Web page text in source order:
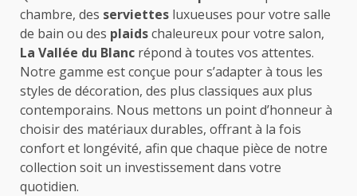
chambre, des serviettes luxueuses pour votre salle
de bain ou des plaidschaleureux pour votre salon,
La Vallée du Blanc répond à toutes vos attentes.
Notre gamme est conçue pour s’adapter à tous les
styles de décoration, des plus classiques aux plus
contemporains. Nous mettons un point d’honneur à
choisir des matériaux durables, offrant à la fois
confort et longévité, afin que chaque pièce de notre
collection soit un investissement dans votre
quotidien.